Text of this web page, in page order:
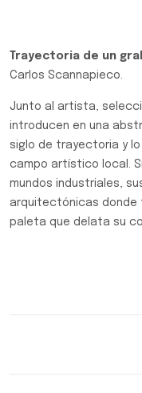
Trayectoria de un
Carlos Scannapieco.
Junto al artista,
introducen en una
siglo de trayectoria y
campo artístico local.
mundos industriales,
arquitectónicas donde
paleta que delata su